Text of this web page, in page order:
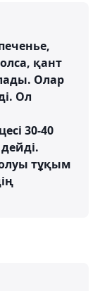
қант
Олар
Ол
30-40
тұқым